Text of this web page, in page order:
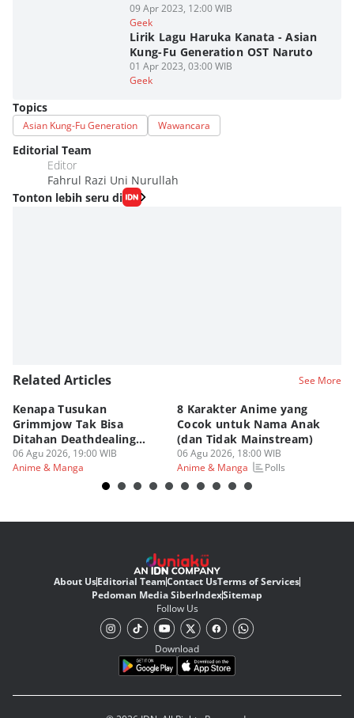
09 Apr 2023, 12:00 WIB
Geek
Lirik Lagu Haruka Kanata - Asian
Kung-Fu Generation OST Naruto
01 Apr 2023, 03:00 WIB
Geek
Topics
Asian Kung-Fu Generation Wawancara
Editorial Team
Editor
Fahrul Razi Uni Nurullah
Tonton lebih seru di
Related Articles See More
Kenapa Tusukan
Grimmjow Tak Bisa
Ditahan Deathdealing
Askin Bleach?
06 Agu 2026, 19:00 WIB
Anime & Manga
8 Karakter Anime yang
Cocok untuk Nama Anak
(dan Tidak Mainstream)
06 Agu 2026, 18:00 WIB
Anime & Manga
Polls
About UsEditorial TeamContact UsTerms of Services
Pedoman Media SiberIndexSitemap
Follow Us
Download